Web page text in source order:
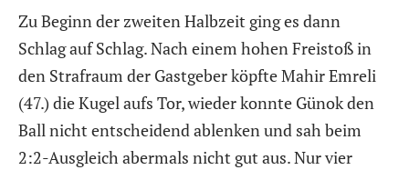
Zu Beginn der zweiten Halbzeit ging es dann
Schlag auf Schlag. Nach einem hohen Freistoß in
den Strafraum der Gastgeber köpfte Mahir Emreli
(47.) die Kugel aufs Tor, wieder konnte Günok den
Ball nicht entscheidend ablenken und sah beim
2:2-Ausgleich abermals nicht gut aus. Nur vier